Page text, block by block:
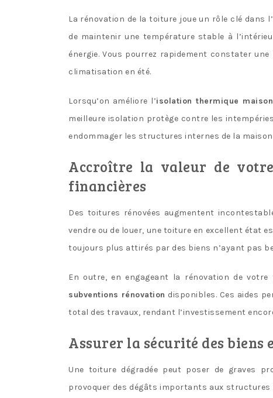
La rénovation de la toiture joue un rôle clé dans l’
de maintenir une température stable à
énergie. Vous pourrez rapidement constater
climatisation en été.
Lorsqu’on améliore l’isolation thermique maison
meilleure isolation protège contre les
endommager les structures internes de la
Accroître la valeur de
financières
Des toitures rénovées augmentent
vendre ou de louer, une toiture en excellent état
toujours plus attirés par des biens n’ayant pas
En outre, en engageant la rénovation de
subventions rénovation disponibles. Ces aides
total des travaux, rendant l’investissement
Assurer la sécurité des biens
Une toiture dégradée peut poser de graves
provoquer des dégâts importants aux